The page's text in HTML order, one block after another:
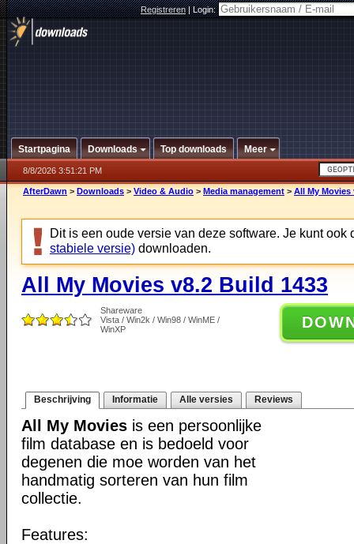
Registreren|Login:
Startpagina Downloads Top downloads Meer
8/8/2026 3:51:21 PM
AfterDawn > Downloads > Video & Audio > Media management > All My Movies
Dit is een oude versie van deze software. Je kunt ook
stabiele versie) downloaden.
All My Movies v8.2 Build 1433
Shareware
Vista / Win2k / Win98 / WinME /
WinXP
Beschrijving Informatie Alle versies Reviews
All My Movies is een persoonlijke
film database en is bedoeld voor
degenen die moe worden van het
handmatig sorteren van hun film
collectie.
Features: